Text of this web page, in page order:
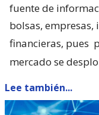
fuente de
bolsas, empresas,
financieras, pues
mercado se
Lee también...